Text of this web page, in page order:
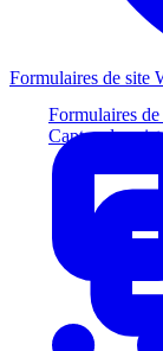
Formulaires
Captez des
Formulaires de site